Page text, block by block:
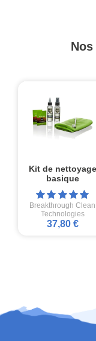
Kit de nettoyage
basique
Breakthrough Clean
Technologies
37,80 €